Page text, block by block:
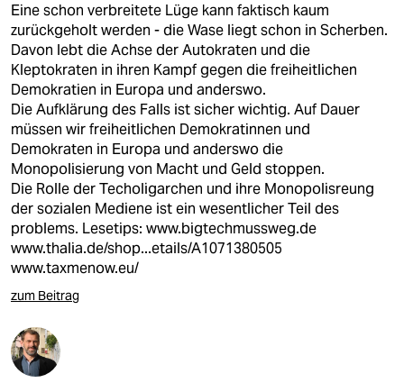
fragen & hilfe
unterstützen
abo
genossenschaft
epaper login
Eine schon verbreitete Lüge kann faktisch kaum
zurückgeholt werden - die Wase liegt schon in Scherben.
Davon lebt die Achse der Autokraten und die
Kleptokraten in ihren Kampf gegen die freiheitlichen
Demokratien in Europa und anderswo.
Die Aufklärung des Falls ist sicher wichtig. Auf Dauer
müssen wir freiheitlichen Demokratinnen und
Demokraten in Europa und anderswo die
Monopolisierung von Macht und Geld stoppen.
Die Rolle der Techoligarchen und ihre Monopolisreung
der sozialen Mediene ist ein wesentlicher Teil des
problems. Lesetips: www.bigtechmussweg.de
www.thalia.de/shop...etails/A1071380505
www.taxmenow.eu/
zum Beitrag